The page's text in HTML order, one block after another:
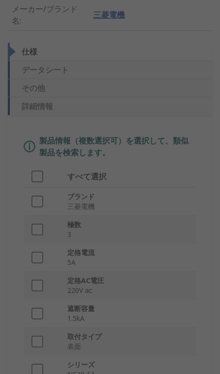
メーカー/ブランド
名:
三菱電機
仕様
データシート
その他
詳細情報
製品情報（複数選択可）を選択して、類似
製品を検索します。
すべて選択
ブランド
三菱電機
極数
3
定格電流
5A
定格AC電圧
220V ac
遮断容量
1.5kA
取付タイプ
表面
シリーズ